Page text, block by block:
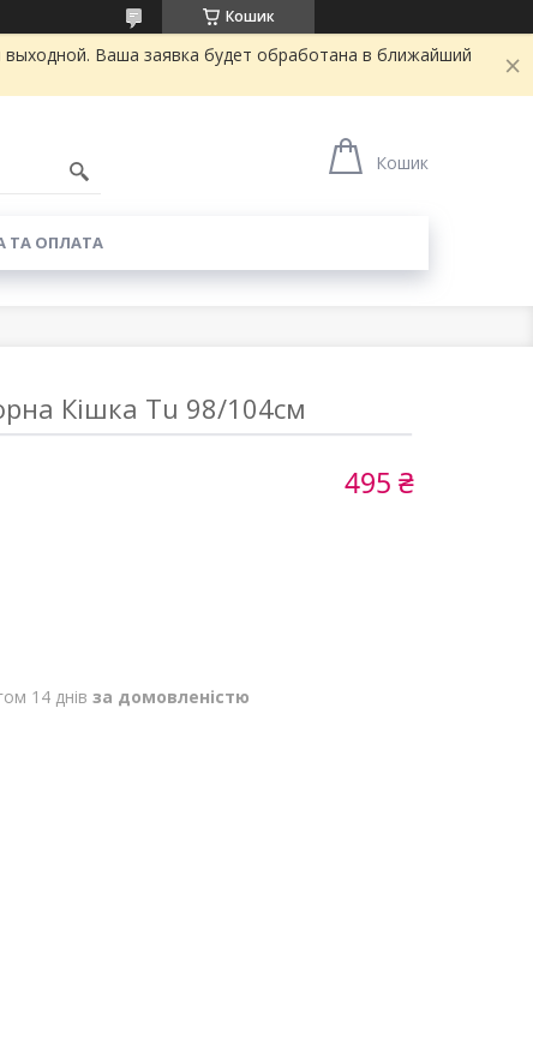
Кошик
Ваша заявка будет обработана в ближайший
Кошик
ТА ОПЛАТА
Кішка Tu 98/104см
495 ₴
14 днів за домовленістю